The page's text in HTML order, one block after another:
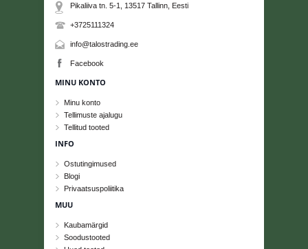
Pikaliiva tn. 5-1, 13517 Tallinn , Eesti
+3725111324
info@talostrading.ee
Facebook
MINU KONTO
Minu konto
Tellimuste ajalugu
Tellitud tooted
INFO
Ostutingimused
Blogi
Privaatsuspoliitika
MUU
Kaubamärgid
Soodustooted